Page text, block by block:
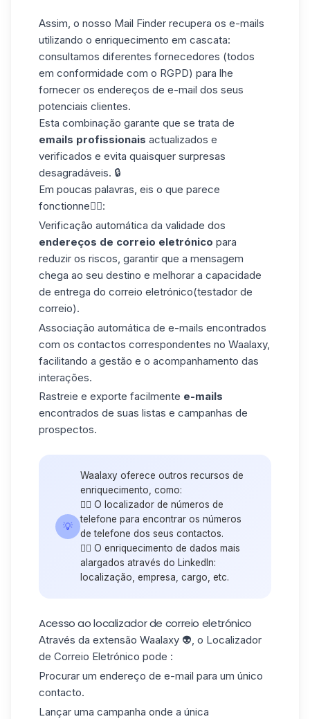
Assim, o nosso Mail Finder recupera os e-mails
utilizando o enriquecimento em cascata:
consultamos diferentes fornecedores (todos
em conformidade com o RGPD) para lhe
fornecer os endereços de e-mail dos seus
potenciais clientes.
Esta combinação garante que se trata de
emails profissionais actualizados e
verificados e evita quaisquer surpresas
desagradáveis. 🔒
Em poucas palavras, eis o que parece
fonctionne👇🏼:
Verificação automática da validade dos
endereços de correio eletrónico para
reduzir os riscos, garantir que a mensagem
chega ao seu destino e melhorar a capacidade
de entrega do correio eletrónico(testador de
correio).
Associação automática de e-mails encontrados
com os contactos correspondentes no Waalaxy,
facilitando a gestão e o acompanhamento das
interações.
Rastreie e exporte facilmente e-mails
encontrados de suas listas e campanhas de
prospectos.
💡
Waalaxy oferece outros recursos de
enriquecimento, como:
👉🏼 O localizador de números de
telefone para encontrar os números
de telefone dos seus contactos.
👉🏼 O enriquecimento de dados mais
alargados através do LinkedIn:
localização, empresa, cargo, etc.
Acesso ao localizador de correio eletrónico
Através da extensão Waalaxy 👽, o Localizador
de Correio Eletrónico pode :
Procurar um endereço de e-mail para um único
contacto.
Lançar uma campanha onde a única